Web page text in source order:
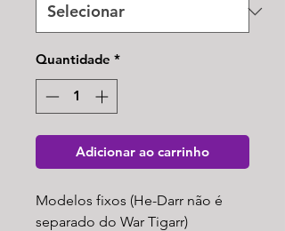
Quantidade *
Adicionar ao carrinho
Modelos fixos (He-Darr não é
separado do War Tigarr)